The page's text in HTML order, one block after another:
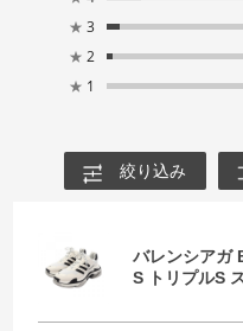
★ 3
★ 2
★ 1
絞り込み
バレンシアガ
S トリプルS